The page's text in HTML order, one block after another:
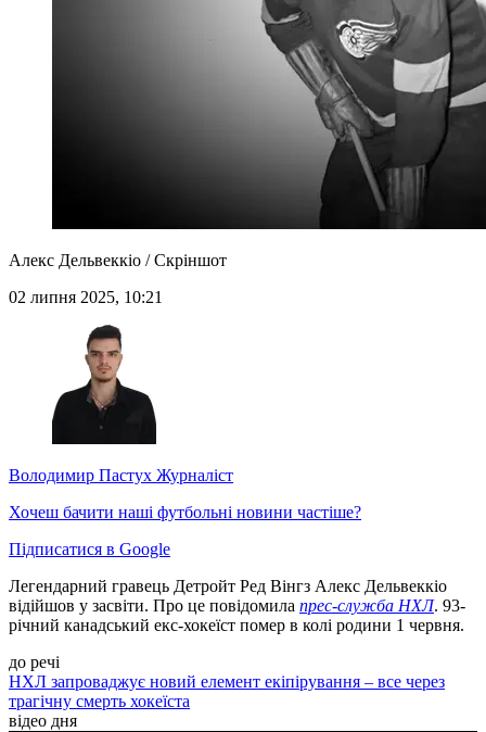
Алекс Дельвеккіо / Скріншот
02 липня 2025, 10:21
Володимир Пастух Журналіст
Хочеш бачити наші футбольні новини частіше?
Підписатися в Google
Легендарний гравець Детройт Ред Вінгз Алекс Дельвеккіо
відійшов у засвіти. Про це повідомила прес-служба НХЛ. 93-
річний канадський екс-хокеїст помер в колі родини 1 червня.
до речі
НХЛ запроваджує новий елемент екіпірування – все через
трагічну смерть хокеїста
відео дня